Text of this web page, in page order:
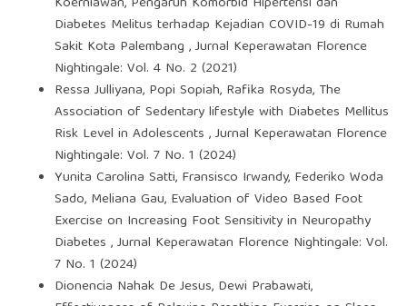
Diabetes Melitus terhadap Kejadian COVID-19 di Rumah
Sakit Kota Palembang ,Jurnal Keperawatan Florence
Nightingale: Vol. 4 No. 2 (2021)
Ressa Julliyana, Popi Sopiah, Rafika Rosyda, The
Association of Sedentary lifestyle with Diabetes Mellitus
Risk Level in Adolescents ,Jurnal Keperawatan Florence
Nightingale: Vol. 7 No. 1 (2024)
Yunita Carolina Satti, Fransisco Irwandy, Federiko Woda
Sado, Meliana Gau, Evaluation of Video Based Foot
Exercise on Increasing Foot Sensitivity in Neuropathy
Diabetes ,Jurnal Keperawatan Florence Nightingale: Vol.
7 No. 1 (2024)
Dionencia Nahak De Jesus, Dewi Prabawati,